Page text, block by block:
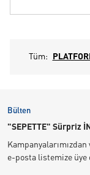
Tüm:
Bülten
"SEPETTE" Sürpriz
e-posta listemize